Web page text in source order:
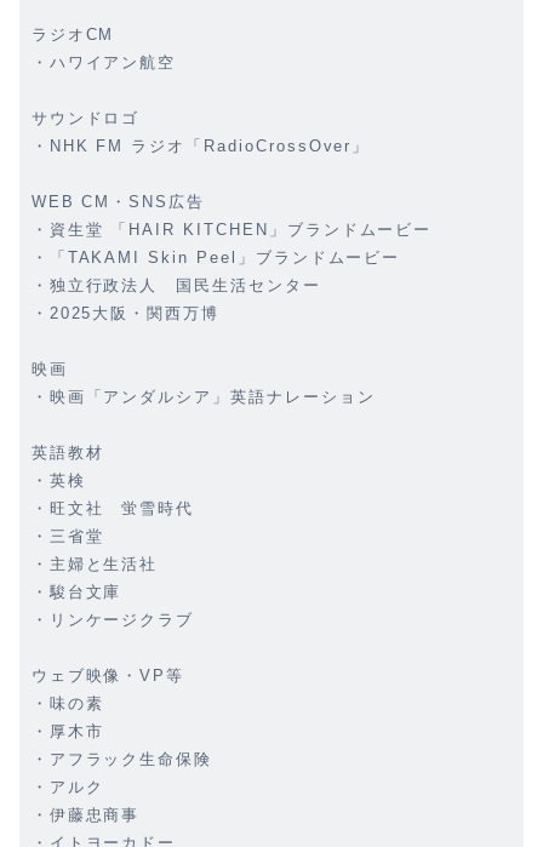
ラジオCM
・ハワイアン航空
サウンドロゴ
・NHK FM ラジオ「RadioCrossOver」
WEB CM・SNS広告
・資生堂 「HAIR KITCHEN」ブランドムービー
・「TAKAMI Skin Peel」ブランドムービー
・独立行政法人 国民生活センター
・2025大阪・関西万博
映画
・映画「アンダルシア」英語ナレーション
英語教材
・英検
・旺文社 蛍雪時代
・三省堂
・主婦と生活社
・駿台文庫
・リンケージクラブ
ウェブ映像・VP等
・味の素
・厚木市
・アフラック生命保険
・アルク
・伊藤忠商事
・イトヨーカドー